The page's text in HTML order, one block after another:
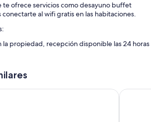
te ofrece servicios como desayuno buffet
al wifi gratis en las habitaciones.
la propiedad, recepción disponible las 24 horas
Pousada Belo Horizonte cuentan con
aire acondicionado, además de algunos
BY INN HOUSE VHome